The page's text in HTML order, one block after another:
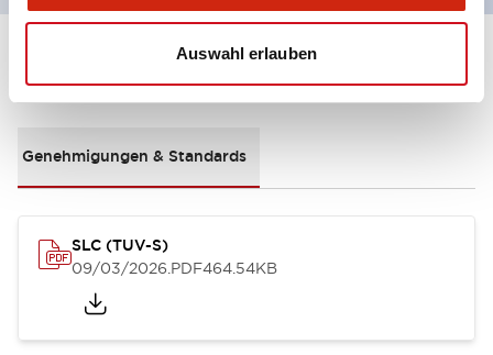
Auswahl erlauben
Dokumente und Dateien
Genehmigungen & Standards
SLC (TUV-S)
09/03/2026.PDF464.54KB